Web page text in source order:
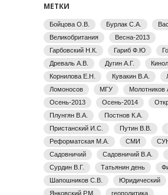
МЕТКИ
Бойцова О.В. Бурлак С.А.
Великобритания
Весна-2013
Гарбовский Н.К.
Гариб Ф.Ю
Древаль А.В.
Дугин А.Г.
Корнилова Е.Н.
Кувакин В.А.
Ломоносов
МГУ
Молотников
Осень-2013
Осень-2014
Плунгян В.А.
Постнов К.А.
Пристанский И.С.
Путин В.В.
Реформатская М.А.
СМИ
Садовничий
Садовничий В.А.
Сурдин В.Г.
Татьянин день
Шапошников С.В.
Юридический
Янковский Р.М.
геополитика